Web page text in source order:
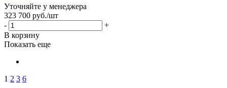
Уточняйте у менеджера
323 700 руб./шт
-
+
В корзину
Показать еще
1 2 3 6